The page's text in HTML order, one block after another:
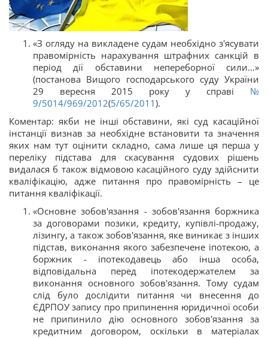
«З огляду на викладене судам необхідно з'ясувати
правомірність нарахування штрафних санкцій в
період дії обставини непереборної сили…»
(постанова Вищого господарського суду України
29 вересня 2015 року у справі №
9/5014/969/2012(5/65/2011).
Коментар: якби не інші обставини, які суд касаційної
інстанції визнав за необхідне встановити та значення
яких нам тут оцінити складно, сама лише ця перша у
переліку підстава для скасування судових рішень
видалася б також відмовою касаційного суду здійснити
кваліфікацію, адже питання про правомірність – це
питання кваліфікації.
«Основне зобов'язання - зобов'язання боржника
за договорами позики, кредиту, купівлі-продажу,
лізингу, а також зобов'язання, яке виникає з інших
підстав, виконання якого забезпечене іпотекою, а
боржник - іпотекодавець або інша особа,
відповідальна перед іпотекодержателем за
виконання основного зобов'язання. Тому судам
слід було дослідити питання чи внесення до
ЄДРПОУ запису про припинення юридичної особи
не припинило дію основного зобов'язання за
кредитним договором, оскільки в матеріалах